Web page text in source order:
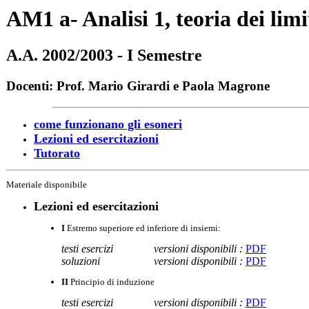
AM1 a- Analisi 1, teoria dei
A.A. 2002/2003 - I Semestre
Docenti: Prof. Mario Girardi e Paola Magrone
come funzionano gli esoneri
Lezioni ed esercitazioni
Tutorato
Materiale disponibile
Lezioni ed esercitazioni
I Estremo superiore ed inferiore di insiemi:
testi esercizi versioni disponibili : PDF
soluzioni
versioni disponibili : PDF
II Principio di induzione
testi esercizi versioni disponibili : PDF